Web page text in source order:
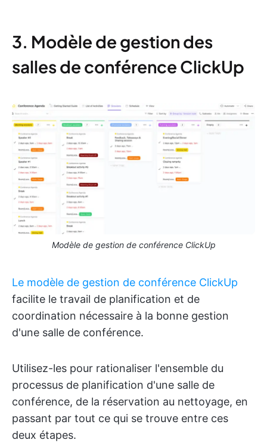
3. Modèle de gestion des
salles de conférence ClickUp
Modèle de gestion de conférence ClickUp
Le modèle de gestion de conférence ClickUp
facilite le travail de planification et de
coordination nécessaire à la bonne gestion
d'une salle de conférence.
Utilisez-les pour rationaliser l'ensemble du
processus de planification d'une salle de
conférence, de la réservation au nettoyage, en
passant par tout ce qui se trouve entre ces
deux étapes.